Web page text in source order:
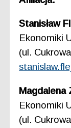
Stanisław
Ekonomiki
(ul.
Magdalena
Ekonomiki
(ul.